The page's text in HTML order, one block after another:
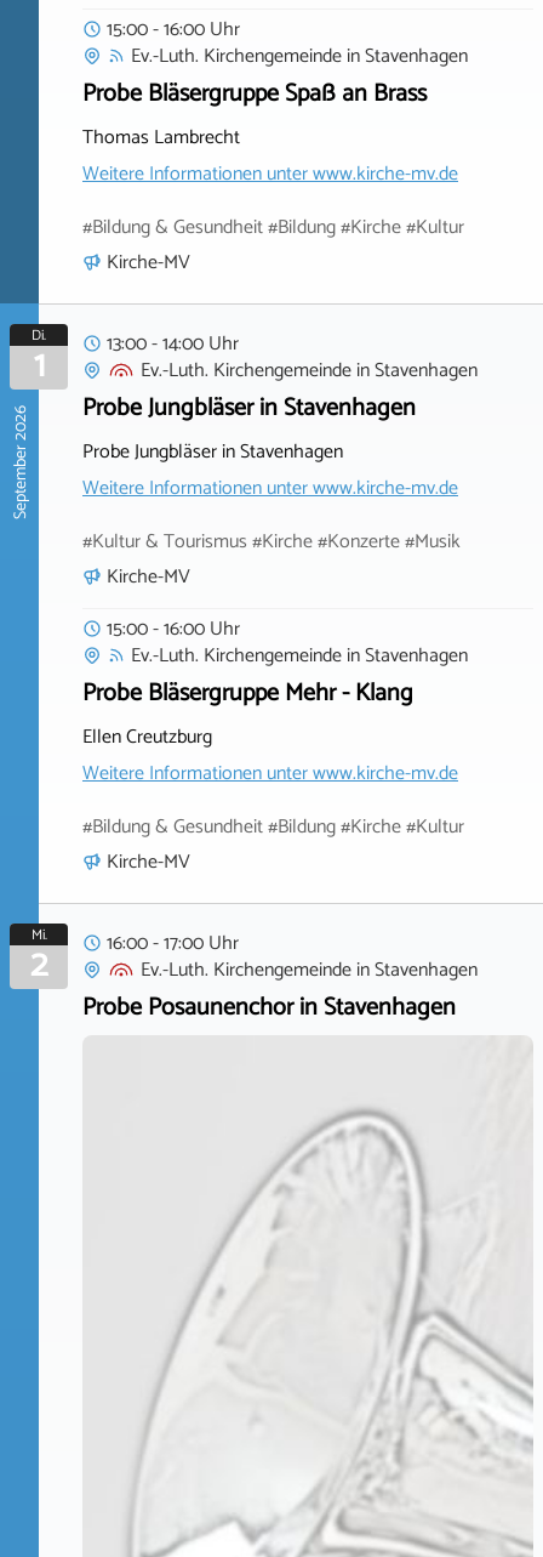
15:00 - 16:00 Uhr
Ev.-Luth. KirchengemeindeinStavenhagen
Probe Bläsergruppe Spaß an Brass
Thomas Lambrecht
Weitere Informationen unterwww.kirche-mv.de
#Bildung & Gesundheit #Bildung #Kirche #Kultur
Kirche-MV
September 2026
Di.
1
13:00 - 14:00 Uhr
Ev.-Luth. KirchengemeindeinStavenhagen
Probe Jungbläser in Stavenhagen
Probe Jungbläser in Stavenhagen
Weitere Informationen unterwww.kirche-mv.de
#Kultur & Tourismus #Kirche #Konzerte #Musik
Kirche-MV
15:00 - 16:00 Uhr
Ev.-Luth. KirchengemeindeinStavenhagen
Probe Bläsergruppe Mehr - Klang
Ellen Creutzburg
Weitere Informationen unterwww.kirche-mv.de
#Bildung & Gesundheit #Bildung #Kirche #Kultur
Kirche-MV
Mi.
2
16:00 - 17:00 Uhr
Ev.-Luth. KirchengemeindeinStavenhagen
Probe Posaunenchor in Stavenhagen